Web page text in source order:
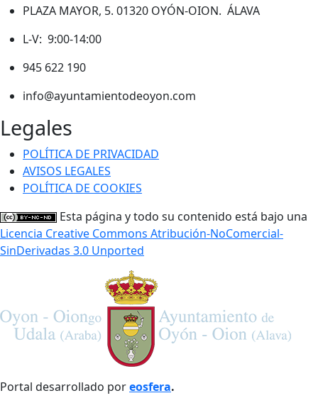
PLAZA MAYOR, 5. 01320 OYÓN-OION. ÁLAVA
L-V: 9:00-14:00
945 622 190
info@ayuntamientodeoyon.com
Legales
POLÍTICA DE PRIVACIDAD
AVISOS LEGALES
POLÍTICA DE COOKIES
Esta página y todo su contenido está bajo una
Licencia Creative Commons Atribución-NoComercial-
SinDerivadas 3.0 Unported
Portal desarrollado poreosfera.